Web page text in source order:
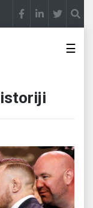
pretvara u destinaciju
☰
istoriji